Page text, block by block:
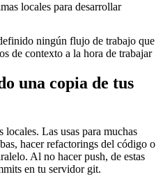
locales para desarrollar
ningún flujo de trabajo que
de contexto a la hora de trabajar
una copia de tus
locales. Las usas para muchas
hacer refactorings del código o
Al no hacer push, de estas
en tu servidor git.